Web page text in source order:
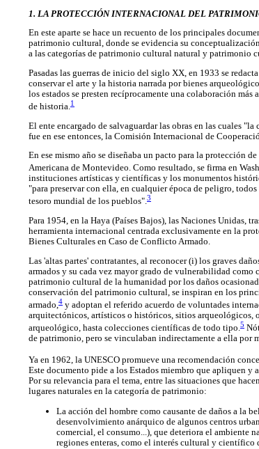
1. LA PROTECCIÓN INTERNACIONAL DEL
En este aparte se hace un recuento de los principales
patrimonio cultural, donde se evidencia su
a las categorías de patrimonio cultural natural y patrimonio
Pasadas las guerras de inicio del siglo XX, en 1933 se
conservar el arte y la historia narrada por bienes
los estados se presten recíprocamente una colaboración
de historia.1
El ente encargado de salvaguardar las obras en las cuales
fue en ese entonces, la Comisión Internacional de
En ese mismo año se diseñaba un pacto para la protección
Americana de Montevideo. Como resultado, se firma en
instituciones artísticas y científicas y los monumentos
"para preservar con ella, en cualquier época de peligro,
tesoro mundial de los pueblos".3
Para 1954, en la Haya (Países Bajos), las Naciones Unidas,
herramienta internacional centrada exclusivamente en la
Bienes Culturales en Caso de Conflicto Armado.
Las 'altas partes' contratantes, al reconocer (i) los graves
armados y su cada vez mayor grado de vulnerabilidad
patrimonio cultural de la humanidad por los daños
conservación del patrimonio cultural, se inspiran en los
armado,4 y adoptan el referido acuerdo de voluntades
arquitectónicos, artísticos o históricos, sitios arqueológicos,
arqueológico, hasta colecciones científicas de todo tipo.5
de patrimonio, pero se vinculaban indirectamente a ella por
Ya en 1962, la UNESCO promueve una recomendación
Este documento pide a los Estados miembro que apliquen
Por su relevancia para el tema, entre las situaciones que
lugares naturales en la categoría de patrimonio:
La acción del hombre como causante de daños a la
desenvolvimiento anárquico de algunos centros
comercial, el consumo...), que deteriora el ambiente
regiones enteras, como el interés cultural y científico